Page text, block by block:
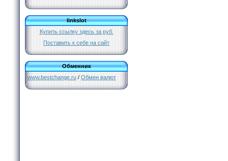
linkslot
Купить ссылку здесь за руб.
Поставить к себе на сайт
Обменник
www.bestchange.ru / Обмен валют